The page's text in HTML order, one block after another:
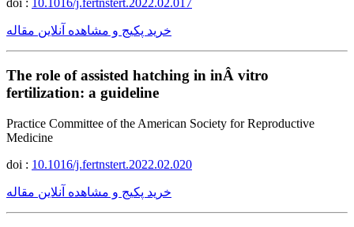
doi : 10.1016/j.fertnstert.2022.02.017
خرید پکیج و مشاهده آنلاین مقاله
The role of assisted hatching in inÂ vitro
fertilization: a guideline
Practice Committee of the American Society for Reproductive
Medicine
doi : 10.1016/j.fertnstert.2022.02.020
خرید پکیج و مشاهده آنلاین مقاله